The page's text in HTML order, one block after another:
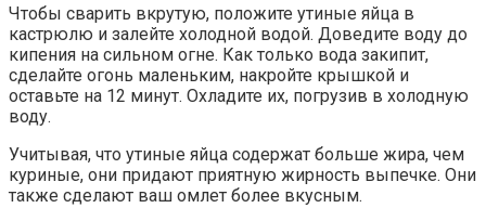
Чтобы сварить вкрутую, положите утиные яйца в
кастрюлю и залейте холодной водой. Доведите воду до
кипения на сильном огне. Как только вода закипит,
сделайте огонь маленьким, накройте крышкой и
оставьте на 12 минут. Охладите их, погрузив в холодную
воду.
Учитывая, что утиные яйца содержат больше жира, чем
куриные, они придают приятную жирность выпечке. Они
также сделают ваш омлет более вкусным.